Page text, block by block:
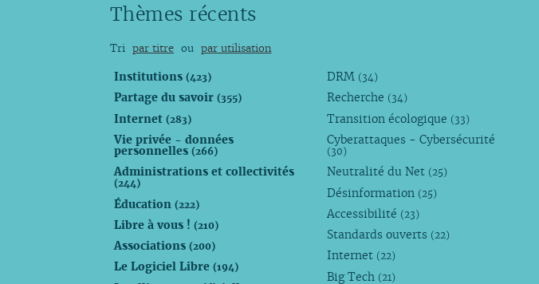
Thèmes récents
Tri par titre ou par utilisation
Institutions(423)
Partage du savoir(355)
Internet(283)
Vie privée - données
personnelles(266)
Administrations et collectivités
(244)
Éducation(222)
Libre à vous !(210)
Associations(200)
Le Logiciel Libre(194)
DRM (34)
Recherche (34)
Transition écologique (33)
Cyberattaques - Cybersécurité
(30)
Neutralité du Net (25)
Désinformation (25)
Accessibilité (23)
Standards ouverts (22)
Internet (22)
Big Tech (21)